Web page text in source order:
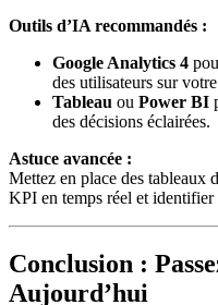
Outils d’IA recommandés :
Google Analytics 4
des utilisateurs sur
Tableau ou Power BI
des décisions éclairées.
Astuce avancée :
Mettez en place des tableaux
KPI en temps réel et identifier
Conclusion :
Aujourd’hui